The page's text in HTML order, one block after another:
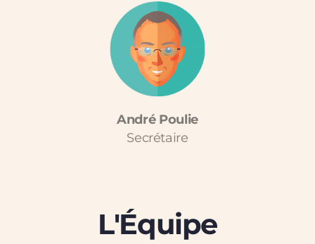
André Poulie
Secrétaire
L'Équipe